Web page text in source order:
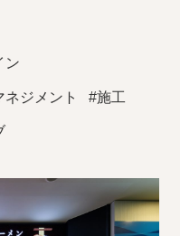
ン
ジメント #施工